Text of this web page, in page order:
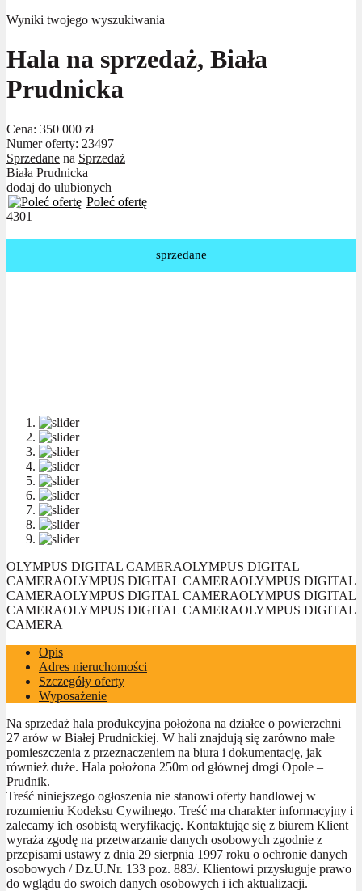
Wyniki twojego wyszukiwania
Hala na sprzedaż, Biała
Prudnicka
Cena: 350 000 zł
Numer oferty: 23497
Sprzedane na Sprzedaż
Biała Prudnicka
dodaj do ulubionych
Poleć ofertę
4301
sprzedane
OLYMPUS DIGITAL CAMERAOLYMPUS DIGITAL
CAMERAOLYMPUS DIGITAL CAMERAOLYMPUS DIGITAL
CAMERAOLYMPUS DIGITAL CAMERAOLYMPUS DIGITAL
CAMERAOLYMPUS DIGITAL CAMERAOLYMPUS DIGITAL
CAMERA
Opis
Adres nieruchomości
Szczegóły oferty
Wyposażenie
Na sprzedaż hala produkcyjna położona na działce o powierzchni
27 arów w Białej Prudnickiej. W hali znajdują się zarówno małe
pomieszczenia z przeznaczeniem na biura i dokumentację, jak
również duże. Hala położona 250m od głównej drogi Opole –
Prudnik.
Treść niniejszego ogłoszenia nie stanowi oferty handlowej w
rozumieniu Kodeksu Cywilnego. Treść ma charakter informacyjny i
zalecamy ich osobistą weryfikację. Kontaktując się z biurem Klient
wyraża zgodę na przetwarzanie danych osobowych zgodnie z
przepisami ustawy z dnia 29 sierpnia 1997 roku o ochronie danych
osobowych / Dz.U.Nr. 133 poz. 883/. Klientowi przysługuje prawo
do wglądu do swoich danych osobowych i ich aktualizacji.